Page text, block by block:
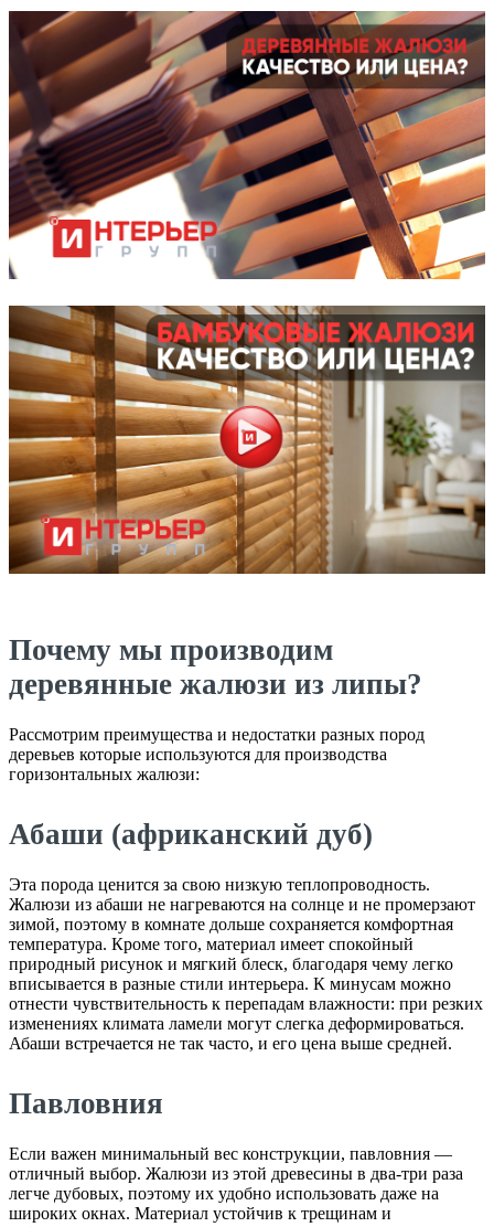
Почему мы производим
деревянные жалюзи из липы?
Рассмотрим преимущества и недостатки разных пород
деревьев которые используются для производства
горизонтальных жалюзи:
Абаши (африканский дуб)
Эта порода ценится за свою низкую теплопроводность.
Жалюзи из абаши не нагреваются на солнце и не промерзают
зимой, поэтому в комнате дольше сохраняется комфортная
температура. Кроме того, материал имеет спокойный
природный рисунок и мягкий блеск, благодаря чему легко
вписывается в разные стили интерьера. К минусам можно
отнести чувствительность к перепадам влажности: при резких
изменениях климата ламели могут слегка деформироваться.
Абаши встречается не так часто, и его цена выше средней.
Павловния
Если важен минимальный вес конструкции, павловния —
отличный выбор. Жалюзи из этой древесины в два-три раза
легче дубовых, поэтому их удобно использовать даже на
широких окнах. Материал устойчив к трещинам и